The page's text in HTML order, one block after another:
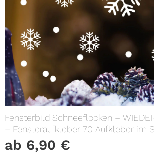
Fensterbild Schneeflocken –
– Fensteraufkleber 70 Aufkleber im
ab 6,90 €